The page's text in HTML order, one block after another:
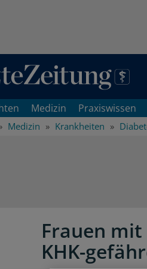
Medizin Praxiswissen
Medizin Krankheiten
Frauen
KHK-